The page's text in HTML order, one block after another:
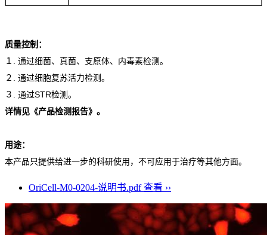
质量控制：
１. 通过细菌、真菌、支原体、内毒素检测。
２. 通过细胞复苏活力检测。
３. 通过STR检测。
详情见《产品检测报告》。
用途：
本产品只提供给进一步的科研使用，不可应用于治疗等其他方面。
OriCell-M0-0204-说明书.pdf查看 ››